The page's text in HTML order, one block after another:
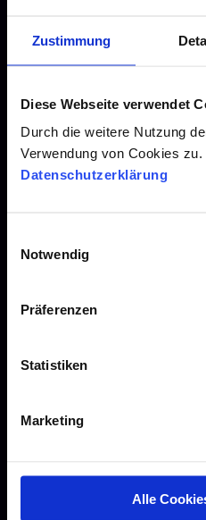
Zustimmung
Diese Webseite verwendet
Durch die weitere Nutzung
Verwendung von Cookies zu.
Datenschutzerklärung
Notwendig
Präferenzen
Statistiken
Marketing
Alle
Candidate Experience
Employer Branding
Mobile Recruiting
Candidate Journey
Recruiting Marketing
Recruiting Events